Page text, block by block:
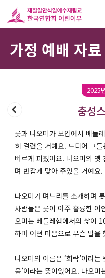
가정 예배 자료
2025
충성
룻과 나오미가 모압에서 베들
히 걸렸을 거예요. 드디어 그
빠르게 퍼졌어요. 나오미의 옛
며 반갑게 맞아 주었을 거예요
나오미가 며느리를 소개하며
사람들은 룻이 아주 훌륭한 여
오미는 베들레헴에서의 삶이
하며 어떤 마음으로 무슨 말을
나오미의 이름은 ‘희락’이라는
움’이라는 뜻이었어요. 나오미